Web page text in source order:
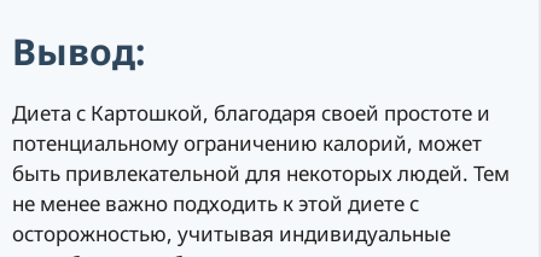
Вывод:
Диета с Картошкой, благодаря своей простоте и
потенциальному ограничению калорий, может
быть привлекательной для некоторых людей. Тем
не менее важно подходить к этой диете с
осторожностью, учитывая индивидуальные